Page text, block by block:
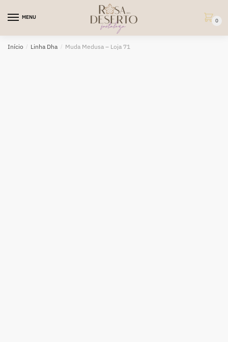
MENU
0
Início / Linha Dha / Muda Medusa – Loja 71